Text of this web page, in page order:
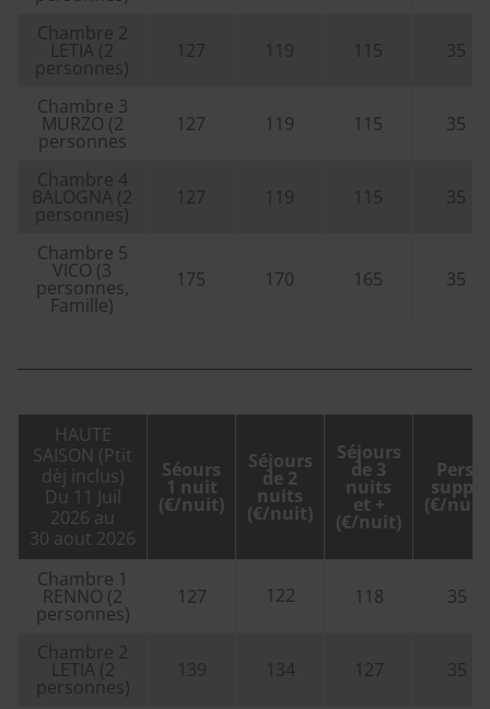
Chambre 2
LETIA (2
personnes)
127 119 115 35
Chambre 3
MURZO (2
personnes
127 119 115 35
Chambre 4
BALOGNA (2
personnes)
127 119 115 35
Chambre 5
VICO (3
personnes,
Famille)
175 170 165 35
HAUTE
SAISON (Ptit
dèj inclus)
Du 11 Juil
2026 au
30 aout 2026
Séours
1 nuit
(€/nuit)
Séjours
de 2
nuits
(€/nuit)
Séjours
de 3
nuits
et +
(€/nuit)
Pers.
suppl.
(€/nuit)
Chambre 1
RENNO (2
personnes)
127 122 118 35
Chambre 2
LETIA (2
personnes)
139 134 127 35